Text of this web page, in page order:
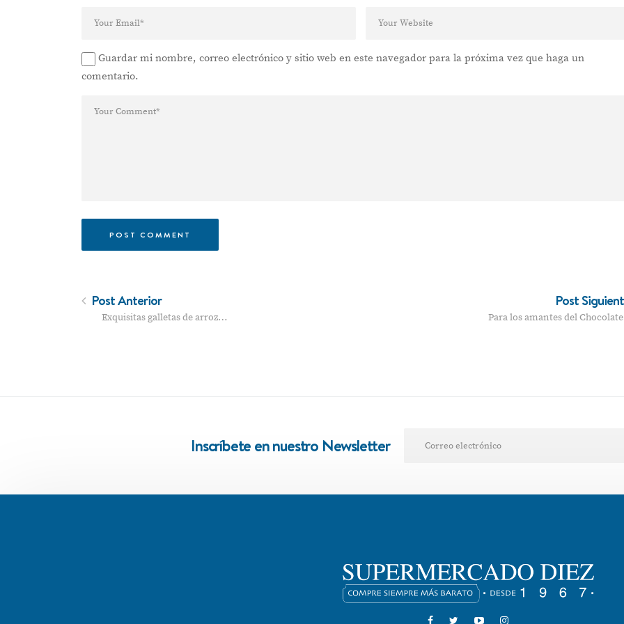
Guardar mi nombre, correo electrónico y sitio web en este navegador para la próxima vez que haga un
comentario.
Post Anterior
Exquisitas galletas de arroz…
Post
Para los amantes del Chocolate
Inscríbete en nuestro Newsletter